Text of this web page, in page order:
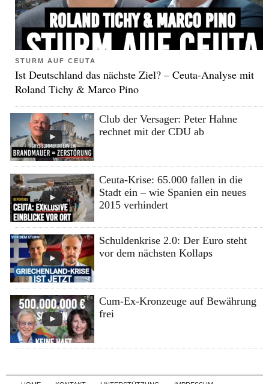
STURM AUF CEUTA
Ist Deutschland das nächste Ziel? – Ceuta-Analyse mit
Roland Tichy & Marco Pino
Club der Versager: Peter Hahne
rechnet mit der CDU ab
Ceuta-Krise: 65.000 fallen in die
Stadt ein – wie Spanien ein neues
2015 verhindert
Schuldenkrise 2.0: Der Euro steht
vor dem nächsten Kollaps
Cum-Ex-Kronzeuge auf Bewährung
frei
Skip to content